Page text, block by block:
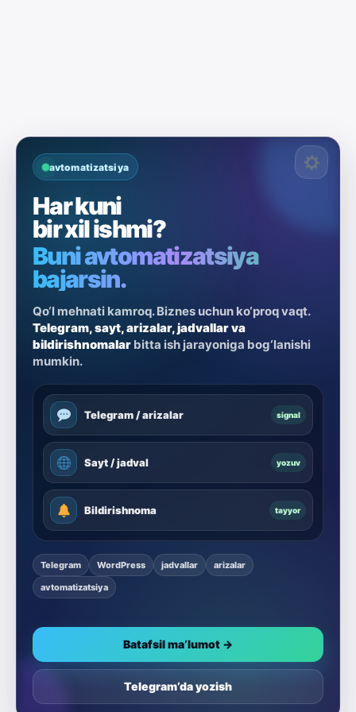
avtomatizatsiya
Har kuni
bir xil ishmi?
Buni avtomatizatsiya
bajarsin.
Qo‘l mehnati kamroq. Biznes uchun ko‘proq vaqt.
Telegram, sayt, arizalar, jadvallar va
bildirishnomalar bitta ish jarayoniga bog‘lanishi
mumkin.
Telegram / arizalar signal
Sayt / jadval yozuv
Bildirishnoma tayyor
Telegram WordPress jadvallar
arizalar
avtomatizatsiya
Batafsil ma’lumot →
Telegram’da yozish